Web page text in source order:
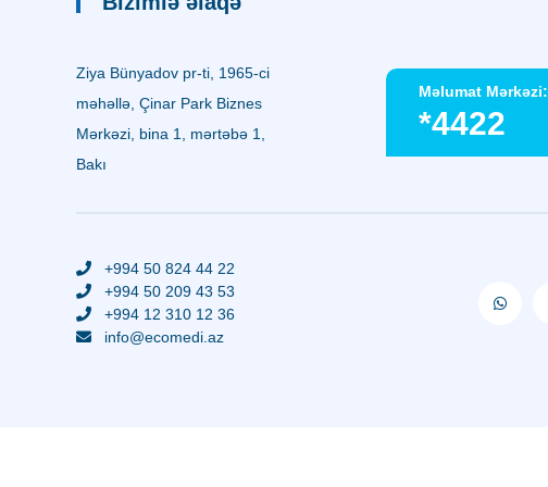
Ziya Bünyadov pr-ti, 1965-ci
məhəllə, Çinar Park Biznes
Mərkəzi, bina 1, mərtəbə 1,
Bakı
Məlumat Mərkəzi:
*4422
+994 50 824 44 22
+994 50 209 43 53
+994 12 310 12 36
info@ecomedi.az